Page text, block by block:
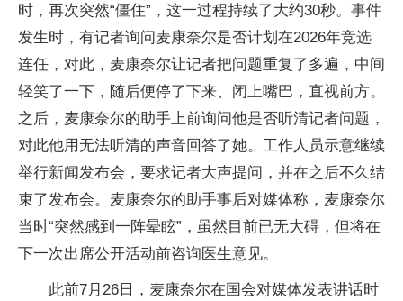
时，再次突然“僵住”，这一过程持续了大约30秒。事件
发生时，有记者询问麦康奈尔是否计划在2026年竞选
连任，对此，麦康奈尔让记者把问题重复了多遍，中间
轻笑了一下，随后便停了下来、闭上嘴巴，直视前方。
之后，麦康奈尔的助手上前询问他是否听清记者问题，
对此他用无法听清的声音回答了她。工作人员示意继续
举行新闻发布会，要求记者大声提问，并在之后不久结
束了发布会。麦康奈尔的助手事后对媒体称，麦康奈尔
当时“突然感到一阵晕眩”，虽然目前已无大碍，但将在
下一次出席公开活动前咨询医生意见。
此前7月26日，麦康奈尔在国会对媒体发表讲话时